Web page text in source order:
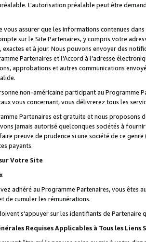
L'autorisation préalable peut être
vous assurer que les informations contenues
sur le Site Partenaires, y compris votre
et à jour. Nous pouvons envoyer des
Partenaires et l'Accord à l’adresse
approbations et autres communications
non-américaine participant au
vous concernant, vous délivrerez tous les
Partenaires est gratuite et nous proposons
jamais autorisé quelconques sociétés à
preuve de prudence si une société de ce
payants.
Votre Site
adhéré au Programme Partenaires, vous êtes
de cumuler les rémunérations.
s'appuyer sur les identifiants de Partenaire
Requises Applicables à Tous les Liens